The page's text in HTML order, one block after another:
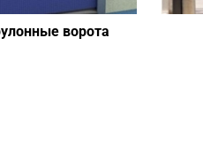
ворота